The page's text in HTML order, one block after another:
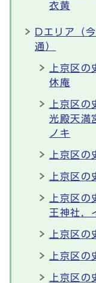
衣黄
Dエリア（
通）
上京区
休庵
上京区
光殿天満
ノキ
上京区
上京区
上京区
王神社，
上京区の
上京区
上京区